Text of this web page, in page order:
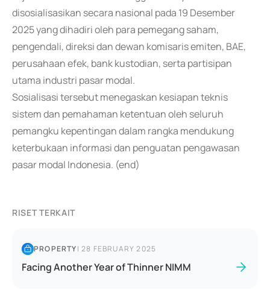
disosialisasikan secara nasional pada 19 Desember
2025 yang dihadiri oleh para pemegang saham,
pengendali, direksi dan dewan komisaris emiten, BAE,
perusahaan efek, bank kustodian, serta partisipan
utama industri pasar modal.
Sosialisasi tersebut menegaskan kesiapan teknis
sistem dan pemahaman ketentuan oleh seluruh
pemangku kepentingan dalam rangka mendukung
keterbukaan informasi dan penguatan pengawasan
pasar modal Indonesia. (end)
RISET TERKAIT
PROPERTY|28 FEBRUARY 2025
Facing Another Year of Thinner NIMM